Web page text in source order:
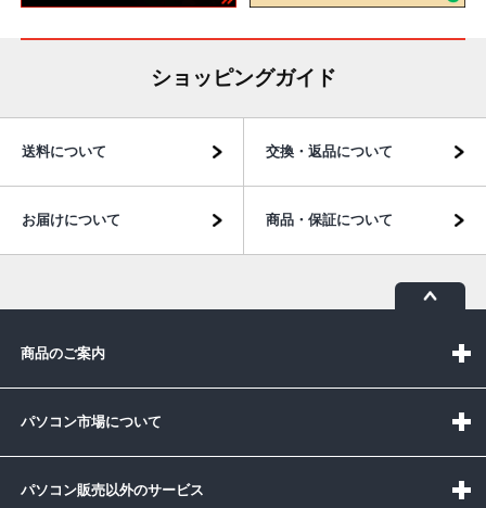
ショッピングガイド
送料について 交換・返品について
お届けについて 商品・保証について
商品のご案内
パソコン市場について
パソコン販売以外のサービス